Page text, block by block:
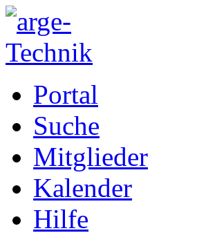
Portal
Suche
Mitglieder
Kalender
Hilfe